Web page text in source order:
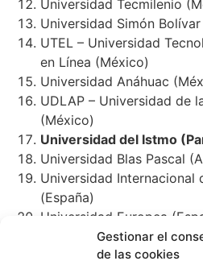
Gestionar el
de las cookies
Universidad Tecmilenio
Universidad Simón
UTEL – Universidad
en Línea (México)
Universidad Anáhuac
UDLAP – Universidad de
(México)
Universidad del Istmo
Universidad Blas Pascal
Universidad Internacional
(España)
Universidad Europea
Universidad Pontificia de
Universidad Galileo